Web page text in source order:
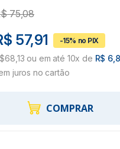
75,08
57,91
ou em até 10x de R$
juros no cartão
COMPRAR